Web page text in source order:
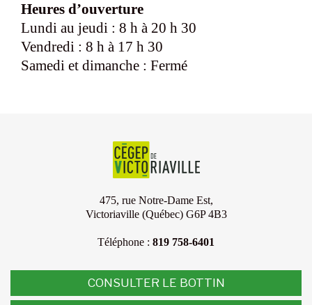
Heures d’ouverture
Lundi au jeudi : 8 h à 20 h 30
Vendredi : 8 h à 17 h 30
Samedi et dimanche : Fermé
475, rue Notre-Dame Est,
Victoriaville (Québec) G6P 4B3
Téléphone : 819 758-6401
CONSULTER LE BOTTIN